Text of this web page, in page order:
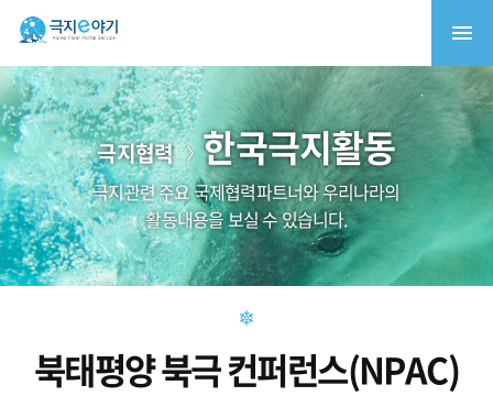
극지협력 한국극지활동
극지관련 주요 국제협력파트너와 우리나라의
활동내용을 보실 수 있습니다.
북태평양 북극 컨퍼런스(NPAC)